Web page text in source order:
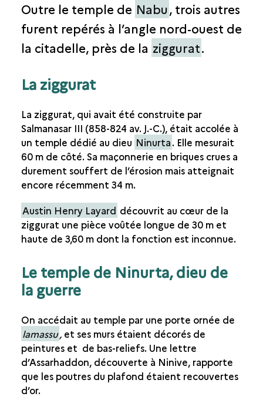
LA DÉCOUVERTE DU SITE
Outre le temple de Nabu, trois autres
furent repérés à l’angle nord-ouest de
la citadelle, près de la ziggurat.
La ziggurat
La ziggurat, qui avait été construite par
Salmanasar III (858-824 av. J.-C.), était accolée à
un temple dédié au dieu Ninurta. Elle mesurait
60 m de côté. Sa maçonnerie en briques crues a
durement souffert de l’érosion mais atteignait
encore récemment 34 m.
Austin Henry Layard découvrit au cœur de la
ziggurat une pièce voûtée longue de 30 m et
haute de 3,60 m dont la fonction est inconnue.
Le temple de Ninurta, dieu de
la guerre
On accédait au temple par une porte ornée de
lamassu,et ses murs étaient décorés de
peintures et de bas-reliefs. Une lettre
d’Assarhaddon, découverte à Ninive, rapporte
que les poutres du plafond étaient recouvertes
d’or.